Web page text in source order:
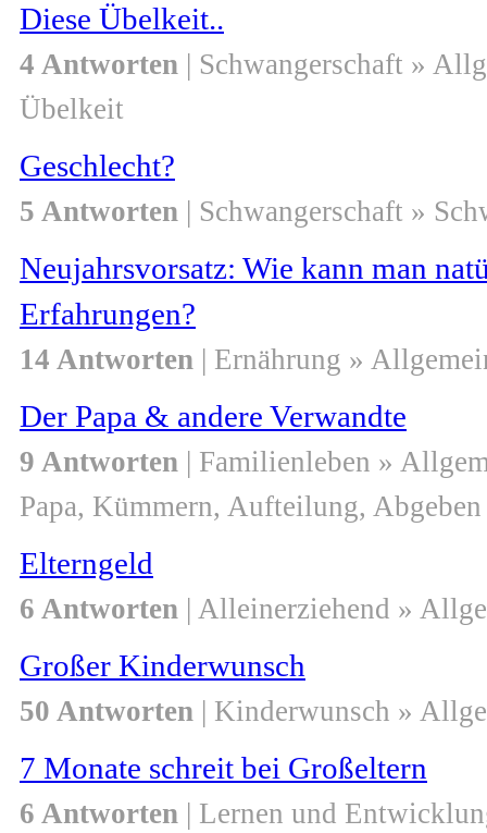
Diese Übelkeit..
4 Antworten | Schwangerschaft »
Übelkeit
Geschlecht?
5 Antworten | Schwangerschaft »
Neujahrsvorsatz: Wie kann man
Erfahrungen?
14 Antworten | Ernährung »
Der Papa & andere Verwandte
9 Antworten | Familienleben »
Papa, Kümmern, Aufteilung, Abgeben
Elterngeld
6 Antworten | Alleinerziehend »
Großer Kinderwunsch
50 Antworten | Kinderwunsch »
7 Monate schreit bei Großeltern
6 Antworten | Lernen und